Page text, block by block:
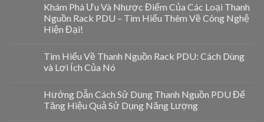
Khám Phá Ưu Và Nhược Điểm Của Các Loại Thanh
Nguồn Rack PDU – Tìm Hiểu Thêm Về Công Nghệ
Hiện Đại!
Tìm Hiểu Về Thanh Nguồn Rack PDU: Cách Dùng
và Lợi Ích Của Nó
Hướng Dẫn Cách Sử Dụng Thanh Nguồn PDU Để
Tăng Hiệu Quả Sử Dụng Năng Lượng